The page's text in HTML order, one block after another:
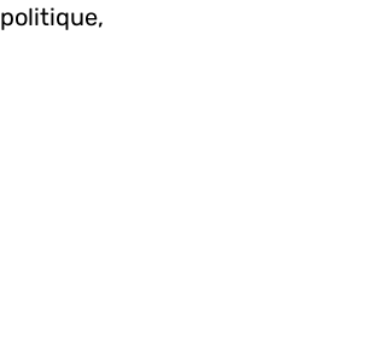
politique,